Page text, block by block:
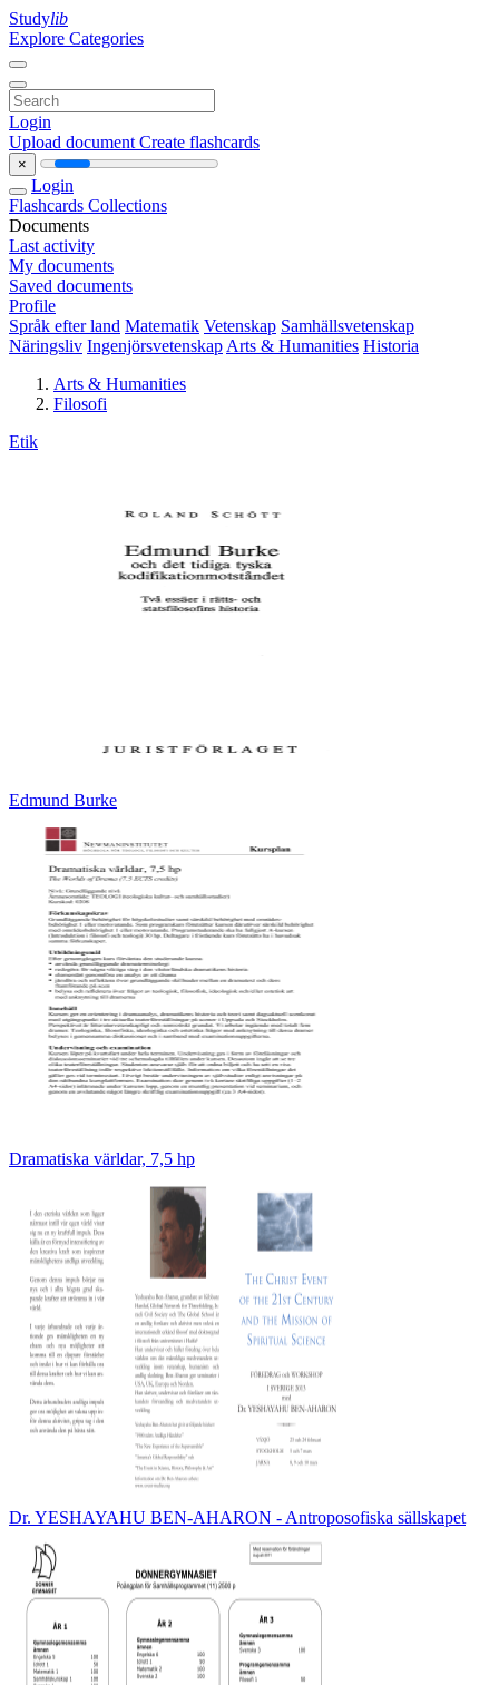
Studylib
Explore Categories
Login
Upload document Create flashcards
×
Login
Flashcards Collections
Documents
Last activity
My documents
Saved documents
Profile
Språk efter land Matematik Vetenskap Samhällsvetenskap
Näringsliv Ingenjörsvetenskap Arts & Humanities Historia
Arts & Humanities
Filosofi
Etik
Edmund Burke
Dramatiska världar, 7,5 hp
Dr. YESHAYAHU BEN-AHARON - Antroposofiska sällskapet